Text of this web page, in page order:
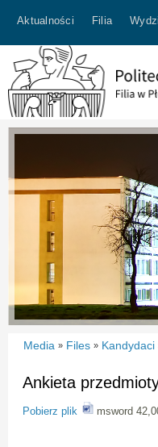
Aktualności Filia
Media » Files » Kandydaci
Ankieta
Pobierz plik msword